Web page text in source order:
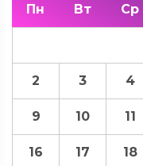
Пн Вт Ср
2 3 4
9 10 11
16 17 18